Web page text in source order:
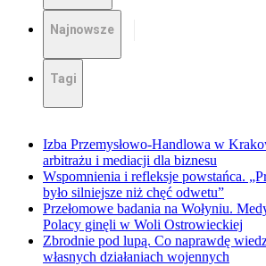
Najnowsze
Tagi
Izba Przemysłowo-Handlowa w
arbitrażu i mediacji dla biznesu
Wspomnienia i refleksje powstańca.
było silniejsze niż chęć odwetu”
Przełomowe badania na Wołyniu.
Polacy ginęli w Woli Ostrowieckiej
Zbrodnie pod lupą. Co naprawdę
własnych działaniach wojennych